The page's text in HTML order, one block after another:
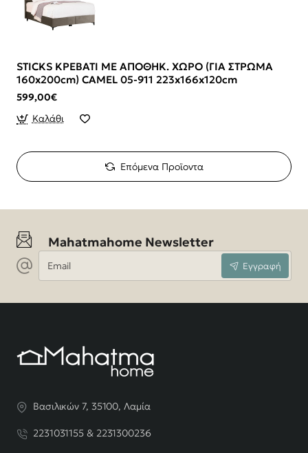
STICKS ΚΡΕΒΑΤΙ ΜΕ ΑΠΟΘΗΚ. ΧΩΡΟ (ΓΙΑ ΣΤΡΩΜΑ
160x200cm) CAMEL 05-911 223x166x120cm
599,00€
Καλάθι
Επόμενα Προϊοντα
Mahatmahome Newsletter
Εγγραφή
Βασιλικών 7, 35100, Λαμία
2231031155 & 2231300236